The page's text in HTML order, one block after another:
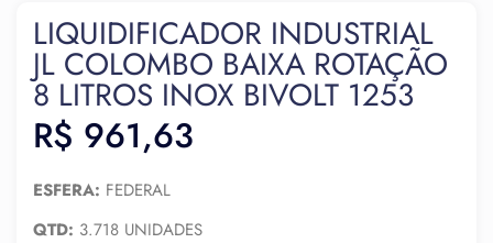
LIQUIDIFICADOR INDUSTRIAL
JL COLOMBO BAIXA ROTAÇÃO
8 LITROS INOX BIVOLT 1253
R$ 961,63
ESFERA: FEDERAL
QTD: 3.718 UNIDADES